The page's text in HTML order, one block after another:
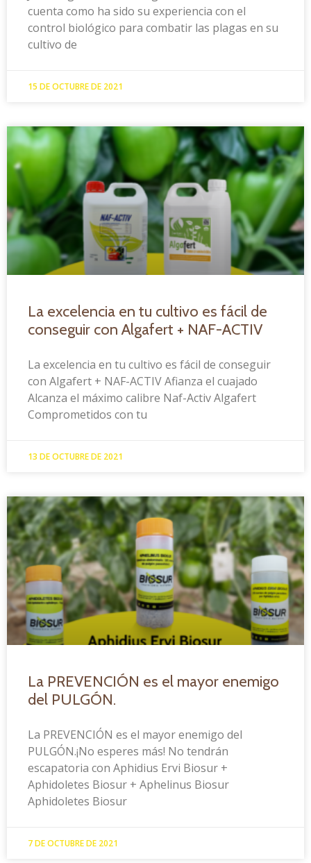
cuenta como ha sido su experiencia con el
control biológico para combatir las plagas en su
cultivo de
15 DE OCTUBRE DE 2021
La excelencia en tu cultivo es fácil de
conseguir con Algafert + NAF-ACTIV
La excelencia en tu cultivo es fácil de conseguir
con Algafert + NAF-ACTIV Afianza el cuajado
Alcanza el máximo calibre Naf-Activ Algafert
Comprometidos con tu
13 DE OCTUBRE DE 2021
La PREVENCIÓN es el mayor enemigo
del PULGÓN.
La PREVENCIÓN es el mayor enemigo del
PULGÓN.¡No esperes más! No tendrán
escapatoria con Aphidius Ervi Biosur +
Aphidoletes Biosur + Aphelinus Biosur
Aphidoletes Biosur
7 DE OCTUBRE DE 2021